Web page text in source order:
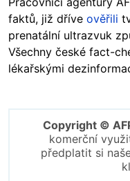
faktů, již dříve ověřili
prenatální ultrazvuk
Všechny české fact-
lékařskými
Copyright ©
komerční
předplatit si